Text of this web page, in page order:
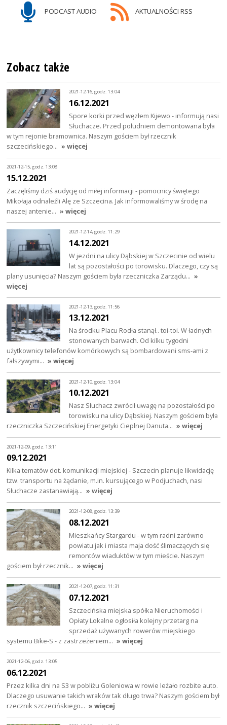
PODCAST AUDIO AKTUALNOŚCI RSS
Zobacz także
2021-12-16, godz. 13:04
16.12.2021
Spore korki przed węzłem Kijewo - informują nasi
Słuchacze. Przed południem demontowana była
w tym rejonie bramownica. Naszym gościem był rzecznik
szczecińskiego… » więcej
2021-12-15, godz. 13:08
15.12.2021
Zaczęliśmy dziś audycję od miłej informacji - pomocnicy świętego
Mikołaja odnaleźli Alę ze Szczecina. Jak informowaliśmy w środę na
naszej antenie… » więcej
2021-12-14, godz. 11:29
14.12.2021
W jezdni na ulicy Dąbskiej w Szczecinie od wielu
lat są pozostałości po torowisku. Dlaczego, czy są
plany usunięcia? Naszym gościem była rzeczniczka Zarządu… »
więcej
2021-12-13, godz. 11:56
13.12.2021
Na środku Placu Rodła stanął.. toi-toi. W ładnych
stonowanych barwach. Od kilku tygodni
użytkownicy telefonów komórkowych są bombardowani sms-ami z
fałszywymi… » więcej
2021-12-10, godz. 13:04
10.12.2021
Nasz Słuchacz zwrócił uwagę na pozostałości po
torowisku na ulicy Dąbskiej. Naszym gościem była
rzeczniczka Szczecińskiej Energetyki Cieplnej Danuta… » więcej
2021-12-09, godz. 13:11
09.12.2021
Kilka tematów dot. komunikacji miejskiej - Szczecin planuje likwidację
tzw. transportu na żądanie, m.in. kursującego w Podjuchach, nasi
Słuchacze zastanawiają… » więcej
2021-12-08, godz. 13:39
08.12.2021
Mieszkańcy Stargardu - w tym radni zarówno
powiatu jak i miasta maja dość ślimaczących się
remontów wiaduktów w tym mieście. Naszym
gościem był rzecznik… » więcej
2021-12-07, godz. 11:31
07.12.2021
Szczecińska miejska spółka Nieruchomości i
Opłaty Lokalne ogłosiła kolejny przetarg na
sprzedaż używanych rowerów miejskiego
systemu Bike-S - z zastrzeżeniem… » więcej
2021-12-06, godz. 13:05
06.12.2021
Przez kilka dni na S3 w pobliżu Goleniowa w rowie leżało rozbite auto.
Dlaczego usuwanie takich wraków tak długo trwa? Naszym gościem był
rzecznik szczecińskiego… » więcej